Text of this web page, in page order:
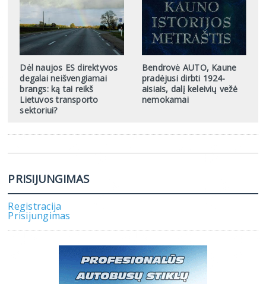
Dėl naujos ES direktyvos
degalai neišvengiamai
brangs: ką tai reikš
Lietuvos transporto
sektoriui?
Bendrovė AUTO, Kaune
pradėjusi dirbti 1924-
aisiais, dalį keleivių vežė
nemokamai
PRISIJUNGIMAS
Registracija
Prisijungimas